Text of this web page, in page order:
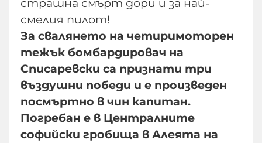
страшна смърт дори и за най-
смелия пилот!
За свалянето на четиримоторен
тежък бомбардировач на
Списаревски са признати три
въздушни победи и е произведен
посмъртно в чин капитан.
Погребан е в Централните
софийски гробища в Алеята на